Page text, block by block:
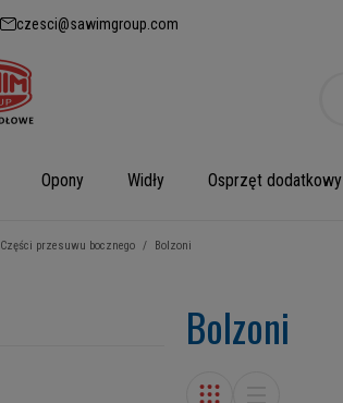
czesci@sawimgroup.com
Opony Widły Osprzęt dodatkowy
Części przesuwu bocznego / Bolzoni
Bolzoni